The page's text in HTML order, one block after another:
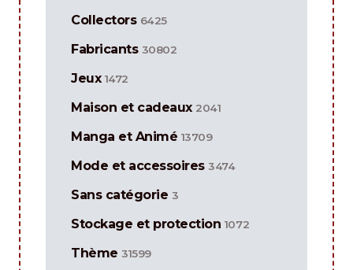
Collectors 6425
Fabricants 30802
Jeux 1472
Maison et cadeaux 2041
Manga et Animé 13709
Mode et accessoires 3474
Sans catégorie 3
Stockage et protection 1072
Thème 31599